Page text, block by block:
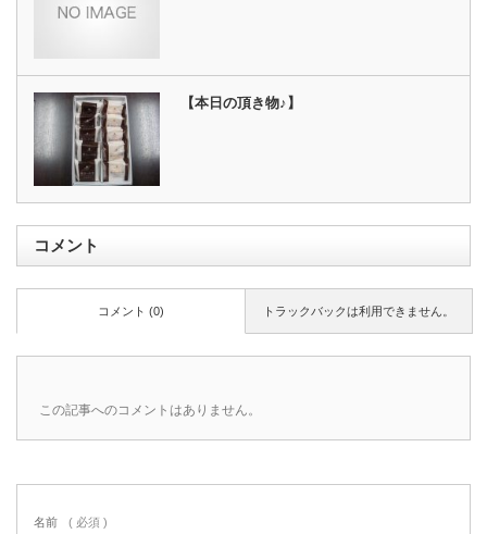
【本日の頂き物♪】
コメント
トラックバックは利用できません。
コメント (0)
この記事へのコメントはありません。
名前 ( 必須 )